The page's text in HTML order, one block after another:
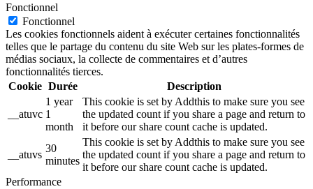
Fonctionnel
Fonctionnel
Les cookies fonctionnels aident à exécuter certaines fonctionnalités
telles que le partage du contenu du site Web sur les plates-formes de
médias sociaux, la collecte de commentaires et d’autres
fonctionnalités tierces.
Cookie Durée Description
__atuvc
1 year
1
month
This cookie is set by Addthis to make sure you see
the updated count if you share a page and return to
it before our share count cache is updated.
__atuvs
30
minutes
This cookie is set by Addthis to make sure you see
the updated count if you share a page and return to
it before our share count cache is updated.
Performance